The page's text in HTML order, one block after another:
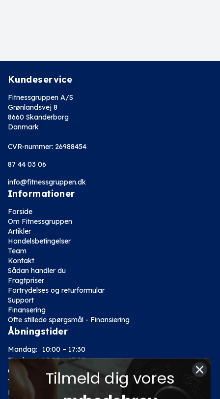
Kundeservice
Fitnessgruppen A/S
Grønlandsvej 8
8660 Skanderborg
Danmark
CVR-nummer: 26988454
87 44 03 06
info@fitnessgruppen.dk
Informationer
Forside
Om Fitnessgruppen
Artikler
Handelsbetingelser
Team
Kontakt
Sådan handler du
Fragtpriser
Fortrydelses og returformular
Support
Finansering
Ofte stillede spørgsmål - Finansiering
Åbningstider
Mandag:
10:00 – 17:30
Tirsdag: 10:00 – 17:30
Onsdag:
10:00 – 17:30
Torsdag:
10:00 – 17:30
Fredag:
10:00 – 17:30
Tilmeld dig vores